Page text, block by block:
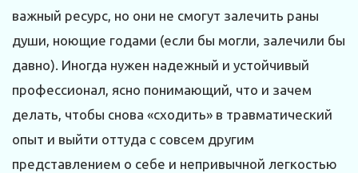
важный ресурс, но они не смогут залечить раны
души, ноющие годами (если бы могли, залечили бы
давно). Иногда нужен надежный и устойчивый
профессионал, ясно понимающий, что и зачем
делать, чтобы снова «сходить» в травматический
опыт и выйти оттуда с совсем другим
представлением о себе и непривычной легкостью